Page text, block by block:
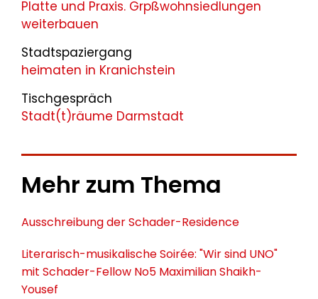
Platte und Praxis. Grpßwohnsiedlungen
weiterbauen
Stadtspaziergang
heimaten in Kranichstein
Tischgespräch
Stadt(t)räume Darmstadt
Mehr zum Thema
Ausschreibung der Schader-Residence
Literarisch-musikalische Soirée: "Wir sind UNO"
mit Schader-Fellow No5 Maximilian Shaikh-
Yousef